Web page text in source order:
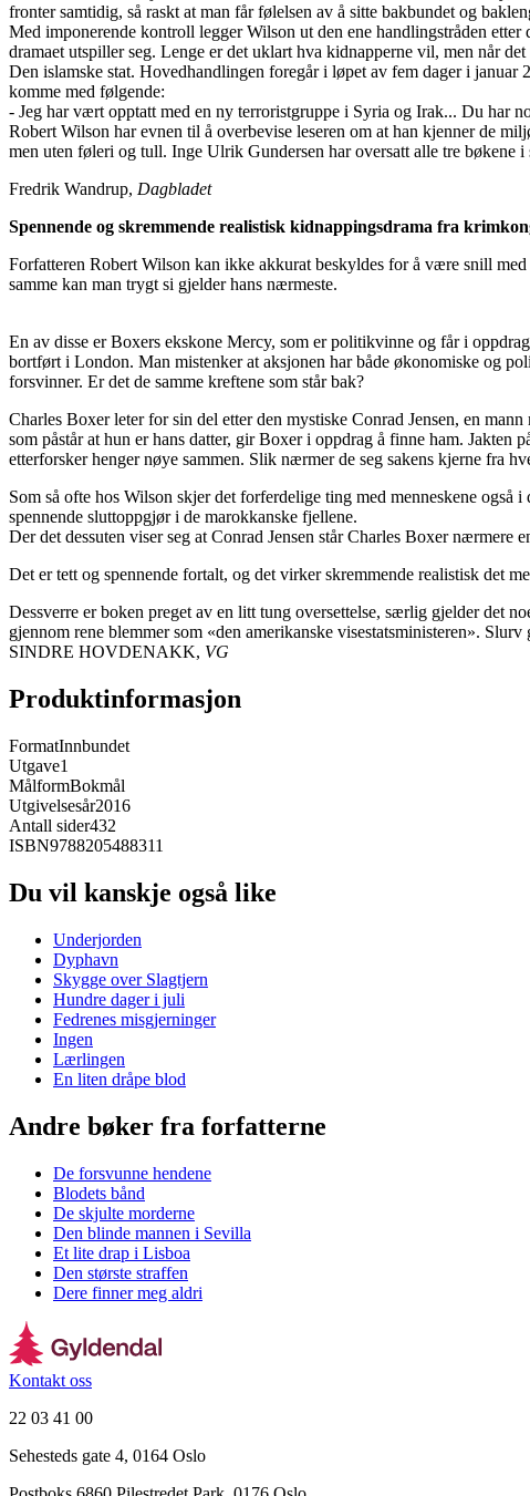
fronter samtidig, så raskt at man får følelsen av å sitte bakbundet og
Med imponerende kontroll legger Wilson ut den ene handlingstråden
dramaet utspiller seg. Lenge er det uklart hva kidnapperne vil, men når
Den islamske stat. Hovedhandlingen foregår i løpet av fem dager i
komme med følgende:
- Jeg har vært opptatt med en ny terroristgruppe i Syria og Irak... Du har
Robert Wilson har evnen til å overbevise leseren om at han kjenner de
men uten føleri og tull. Inge Ulrik Gundersen har oversatt alle tre bøkene i
Fredrik Wandrup, Dagbladet
Spennende og skremmende realistisk kidnappingsdrama fra
Forfatteren Robert Wilson kan ikke akkurat beskyldes for å være snill
samme kan man trygt si gjelder hans nærmeste.
En av disse er Boxers ekskone Mercy, som er politikvinne og får i
bortført i London. Man mistenker at aksjonen har både økonomiske og
forsvinner. Er det de samme kreftene som står bak?
Charles Boxer leter for sin del etter den mystiske Conrad Jensen, en
som påstår at hun er hans datter, gir Boxer i oppdrag å finne ham. Jakten
etterforsker henger nøye sammen. Slik nærmer de seg sakens kjerne fra
Som så ofte hos Wilson skjer det forferdelige ting med menneskene
spennende sluttoppgjør i de marokkanske fjellene.
Der det dessuten viser seg at Conrad Jensen står Charles Boxer nærmere
Det er tett og spennende fortalt, og det virker skremmende realistisk det
Dessverre er boken preget av en litt tung oversettelse, særlig gjelder det
gjennom rene blemmer som «den amerikanske visestatsministeren».
SINDRE HOVDENAKK, VG
Produktinformasjon
FormatInnbundet
Utgave1
MålformBokmål
Utgivelsesår2016
Antall sider432
ISBN9788205488311
Du vil kanskje også like
Underjorden
Dyphavn
Skygge over Slagtjern
Hundre dager i juli
Fedrenes misgjerninger
Ingen
Lærlingen
En liten dråpe blod
Andre bøker fra forfatterne
De forsvunne hendene
Blodets bånd
De skjulte morderne
Den blinde mannen i Sevilla
Et lite drap i Lisboa
Den største straffen
Dere finner meg aldri
Kontakt oss
22 03 41 00
Sehesteds gate 4, 0164 Oslo